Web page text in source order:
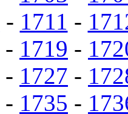
- 1711 -
- 1719 -
- 1727 -
- 1735 -